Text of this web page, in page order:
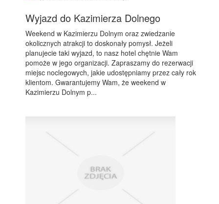
Wyjazd do Kazimierza Dolnego
Weekend w Kazimierzu Dolnym oraz zwiedzanie
okolicznych atrakcji to doskonały pomysł. Jeżeli
planujecie taki wyjazd, to nasz hotel chętnie Wam
pomoże w jego organizacji. Zapraszamy do rezerwacji
miejsc noclegowych, jakie udostępniamy przez cały rok
klientom. Gwarantujemy Wam, że weekend w
Kazimierzu Dolnym p...